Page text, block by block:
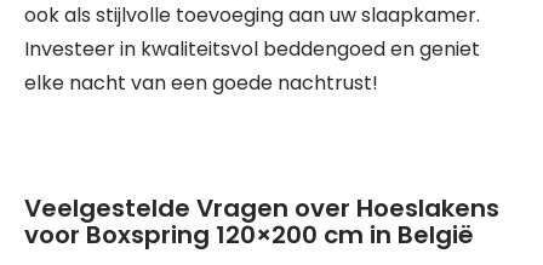
ook als stijlvolle toevoeging aan uw slaapkamer.
Investeer in kwaliteitsvol beddengoed en geniet
elke nacht van een goede nachtrust!
Veelgestelde Vragen over Hoeslakens
voor Boxspring 120×200 cm in België